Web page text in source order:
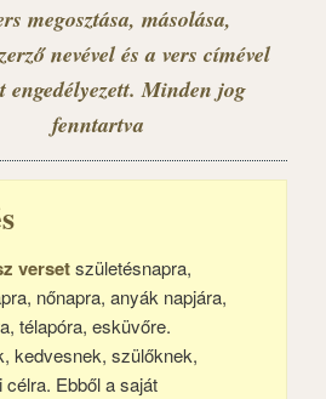
megosztása, másolása,
nevével és a vers címével
engedélyezett. Minden jog
fenntartva
versetszületésnapra,
nőnapra, anyák napjára,
télapóra, esküvőre.
kedvesnek, szülőknek,
Ebből a saját